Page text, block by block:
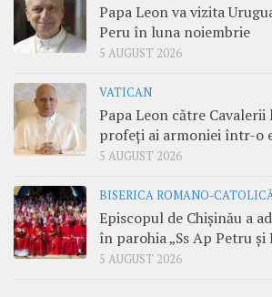
Papa Leon va vizita
Peru în luna noiembrie
5 AUGUST 2026
VATICAN
Papa Leon către
profeți ai armoniei într-o
5 AUGUST 2026
BISERICA ROMANO-
Episcopul de Chișinău a
în parohia „Ss Ap Petru și
5 AUGUST 2026